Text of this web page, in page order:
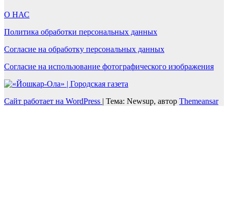
О НАС
Политика обработки персональных данных
Согласие на обработку персональных данных
Согласие на использование фотографического изображения
Сайт работает на WordPress | Тема: Newsup, автор Themeansar